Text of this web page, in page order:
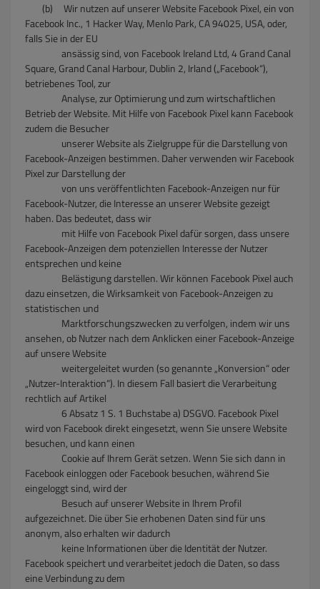
(b) Wir nutzen auf unserer Website Facebook Pixel, ein von
Facebook Inc., 1 Hacker Way, Menlo Park, CA 94025, USA, oder,
falls Sie in der EU
ansässig sind, von Facebook Ireland Ltd, 4 Grand Canal
Square, Grand Canal Harbour, Dublin 2, Irland („Facebook“),
betriebenes Tool, zur
Analyse, zur Optimierung und zum wirtschaftlichen
Betrieb der Website. Mit Hilfe von Facebook Pixel kann Facebook
zudem die Besucher
unserer Website als Zielgruppe für die Darstellung von
Facebook-Anzeigen bestimmen. Daher verwenden wir Facebook
Pixel zur Darstellung der
von uns veröffentlichten Facebook-Anzeigen nur für
Facebook-Nutzer, die Interesse an unserer Website gezeigt
haben. Das bedeutet, dass wir
mit Hilfe von Facebook Pixel dafür sorgen, dass unsere
Facebook-Anzeigen dem potenziellen Interesse der Nutzer
entsprechen und keine
Belästigung darstellen. Wir können Facebook Pixel auch
dazu einsetzen, die Wirksamkeit von Facebook-Anzeigen zu
statistischen und
Marktforschungszwecken zu verfolgen, indem wir uns
ansehen, ob Nutzer nach dem Anklicken einer Facebook-Anzeige
auf unsere Website
weitergeleitet wurden (so genannte „Konversion“ oder
„Nutzer-Interaktion“). In diesem Fall basiert die Verarbeitung
rechtlich auf Artikel
6 Absatz 1 S. 1 Buchstabe a) DSGVO. Facebook Pixel
wird von Facebook direkt eingesetzt, wenn Sie unsere Website
besuchen, und kann einen
Cookie auf Ihrem Gerät setzen. Wenn Sie sich dann in
Facebook einloggen oder Facebook besuchen, während Sie
eingeloggt sind, wird der
Besuch auf unserer Website in Ihrem Profil
aufgezeichnet. Die über Sie erhobenen Daten sind für uns
anonym, also erhalten wir dadurch
keine Informationen über die Identität der Nutzer.
Facebook speichert und verarbeitet jedoch die Daten, so dass
eine Verbindung zu dem